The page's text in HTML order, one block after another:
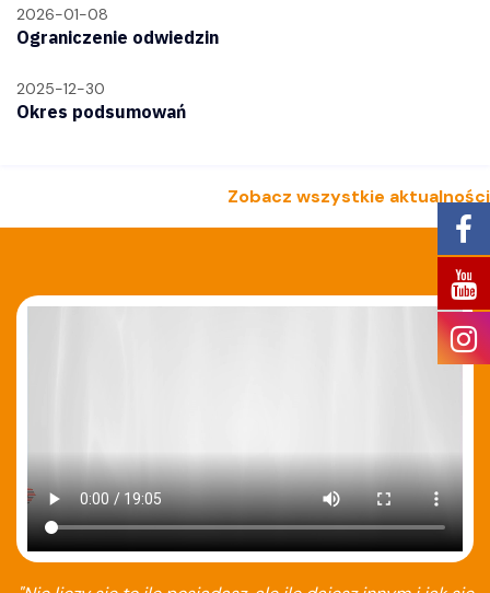
2026-01-08
Ograniczenie odwiedzin
2025-12-30
Okres podsumowań
Zobacz wszystkie aktualności